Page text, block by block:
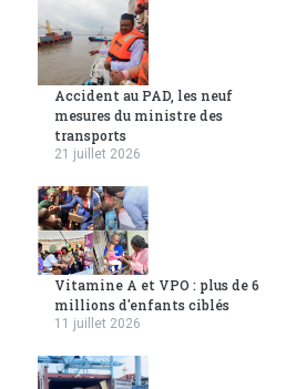
Accident au PAD, les neuf
mesures du ministre des
transports
21 juillet 2026
Vitamine A et VPO : plus de 6
millions d'enfants ciblés
11 juillet 2026